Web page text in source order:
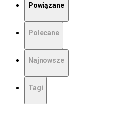
Powiązane
Polecane
Najnowsze
Tagi